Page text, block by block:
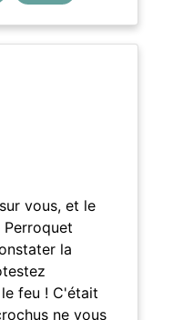
vous, et le
la
feu ! C'était
ne vous